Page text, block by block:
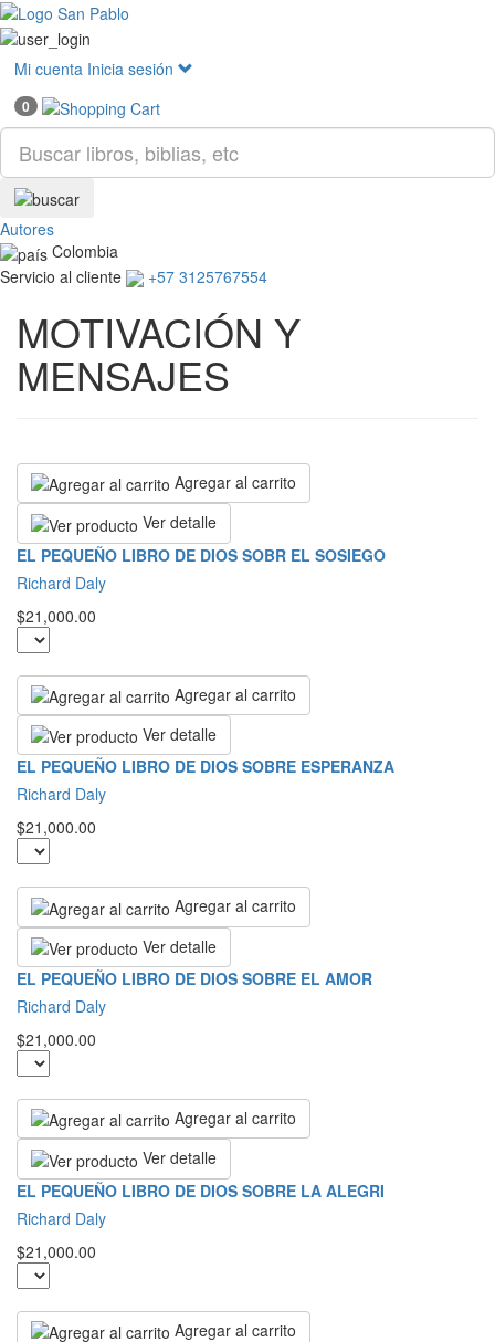
Mi cuenta Inicia sesión
0
Autores
Colombia
Servicio al cliente
+57 3125767554
MOTIVACIÓN Y
MENSAJES
Agregar al carrito
Ver detalle
EL PEQUEÑO LIBRO DE DIOS SOBR EL SOSIEGO
Richard Daly
$21,000.00
Agregar al carrito
Ver detalle
EL PEQUEÑO LIBRO DE DIOS SOBRE ESPERANZA
Richard Daly
$21,000.00
Agregar al carrito
Ver detalle
EL PEQUEÑO LIBRO DE DIOS SOBRE EL AMOR
Richard Daly
$21,000.00
Agregar al carrito
Ver detalle
EL PEQUEÑO LIBRO DE DIOS SOBRE LA ALEGRI
Richard Daly
$21,000.00
Agregar al carrito